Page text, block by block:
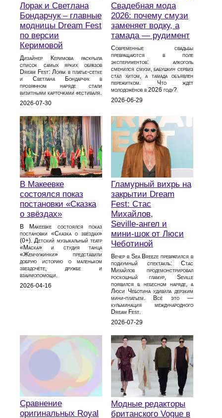
Лорак и Светлана
Бондарчук – главные
модницы Dream Fest
по версии
Керимовой
Дизайнер Керимова раскрыла
список самых ярких образов
Dream Fest: Лорак в платье‑сетке
и Светлана Бондарчук в
прозрачном наряде стали
визитными карточками фестиваля.
2026-07-30
Свадебная мода
2026: почему смузи
заменяет водку, а
тамада — рудимент
Современные свадьбы
превращаются в поле
экспериментов: алкоголь
сменился смузи, бабушкин сервиз
стал хитом, а тамада объявлен
пережитком. Что ждёт
молодожёнов в 2026 году?
2026-06-29
В Макеевке
состоялся показ
постановки «Сказка
о звёздах»
В Макеевке состоялся показ
постановки «Сказка о звёздах»
(0+). Детский музыкальный театр
«Маска» и студия танца
«Жемчужинки» представили
добрую историю о маленьком
звездочёте, дружбе и
взаимопомощи.
2026-04-16
Гламурный вихрь на
закрытии Dream
Fest: Стас
Михайлов,
Seville‑ангел и
мини‑шок от Люси
Чеботиной
Вечер в Sea Breeze превратился в
подиумный спектакль: Стас
Михайлов продемонстрировал
роскошный гламур, Seville
появился в небесном наряде, а
Люси Чеботина удивила дерзким
мини‑платьем. Всё это —
кульминация международного
Dream Fest.
2026-07-29
Сравнение
оригинальных Royal
Модные редакторы
британского Vogue в